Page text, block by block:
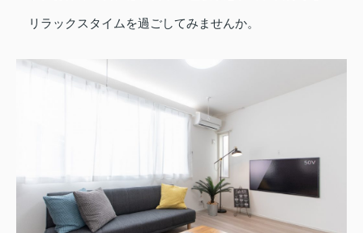
リラックスタイムを過ごしてみませんか。